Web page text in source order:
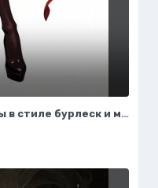
Изысканный образ танцовщицы в стиле бурлеск и модной иллюстрации. Нейронная сеть Flux